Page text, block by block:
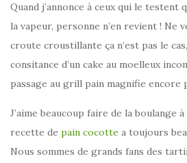
Quand j’annonce à ceux qui le testent
la vapeur, personne n’en revient ! Ne
croute croustillante ça n’est pas le
consitance d’un cake au moelleux
passage au grill pain magnifie encore
J’aime beaucoup faire de la boulange
recette de pain cocotte a toujours
Nous sommes de grands fans des